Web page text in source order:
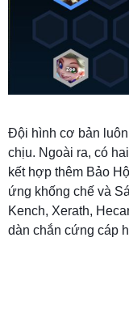
Đội hình cơ bản luôn
chịu. Ngoài ra, có
kết hợp thêm Bảo
ứng khống chế và
Kench, Xerath,
dàn chắn cứng cáp